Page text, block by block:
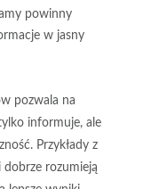
powinny
w jasny
pozwala na
informuje, ale
Przykłady z
dobrze rozumieją